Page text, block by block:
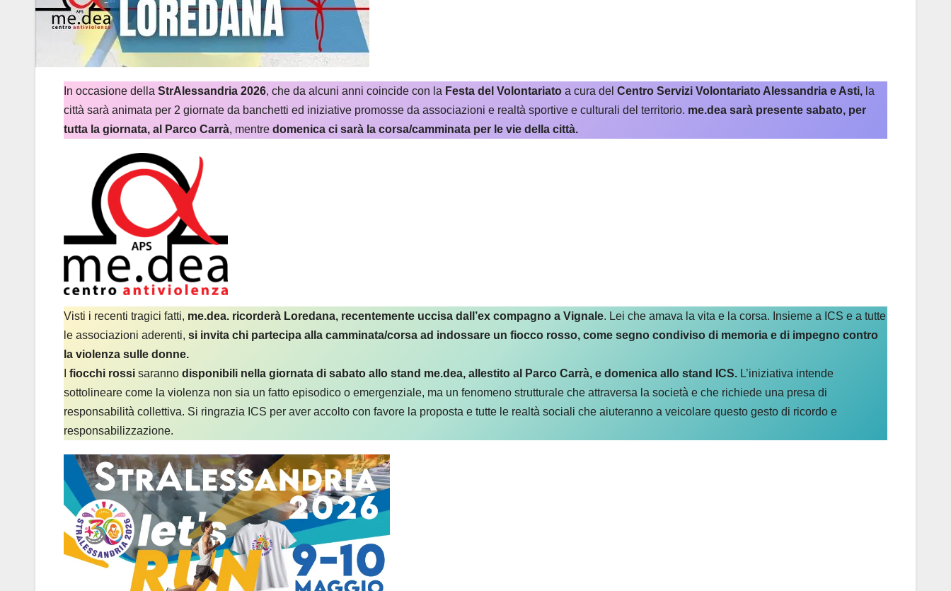
In occasione della StrAlessandria 2026, che da alcuni anni coincide con la Festa del Volontariato a cura del Centro Servizi Volontariato Alessandria e Asti, la
città sarà animata per 2 giornate da banchetti ed iniziative promosse da associazioni e realtà sportive e culturali del territorio. me.dea sarà presente sabato, per
tutta la giornata, al Parco Carrà, mentre domenica ci sarà la corsa/camminata per le vie della città.
Visti i recenti tragici fatti, me.dea. ricorderà Loredana, recentemente uccisa dall’ex compagno a Vignale. Lei che amava la vita e la corsa. Insieme a ICS e a tutte
le associazioni aderenti, si invita chi partecipa alla camminata/corsa ad indossare un fiocco rosso, come segno condiviso di memoria e di impegno contro
la violenza sulle donne.
fiocchi rossi saranno disponibili nella giornata di sabato allo stand me.dea, allestito al Parco Carrà, e domenica allo stand ICS. L’iniziativa intende
sottolineare come la violenza non sia un fatto episodico o emergenziale, ma un fenomeno strutturale che attraversa la società e che richiede una presa di
responsabilità collettiva. Si ringrazia ICS per aver accolto con favore la proposta e tutte le realtà sociali che aiuteranno a veicolare questo gesto di ricordo e
responsabilizzazione.